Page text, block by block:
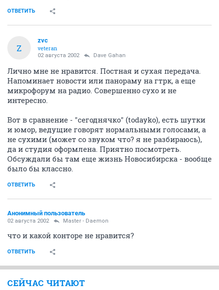
ОТВЕТИТЬ
Z
zvc
veteran
02 августа 2002 Dave Gahan
Лично мне не нравится. Постная и сухая передача.
Напоминает новости или панораму на гтрк, а еще
микрофорум на радио. Совершенно сухо и не
интересно.
Вот в сравнение - "сегоднячко" (todayko), есть шутки
и юмор, ведущие говорят нормальными голосами, а
не сухими (может со звуком что? я не разбираюсь),
да и студия оформлена. Приятно посмотреть.
Обсуждали бы там еще жизнь Новосибирска - вообще
было бы классно.
ОТВЕТИТЬ
Анонимный пользователь
02 августа 2002 Master - Daemon
что и какой конторе не нравится?
ОТВЕТИТЬ
СЕЙЧАС ЧИТАЮТ